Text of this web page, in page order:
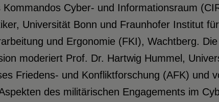
Kommandos Cyber- und Informationsraum
Universität Bonn und Fraunhofer Institut
und Ergonomie (FKI), Wachtberg.
moderiert Prof. Dr. Hartwig Hummel,
Friedens- und Konfliktforschung (AFK) und
des militärischen Engagements im